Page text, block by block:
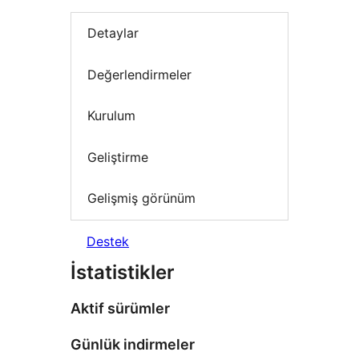
Detaylar
Değerlendirmeler
Kurulum
Geliştirme
Gelişmiş görünüm
Destek
İstatistikler
Aktif sürümler
Günlük indirmeler